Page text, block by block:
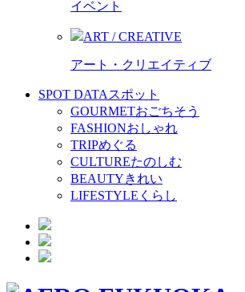
イベント
ART / CREATIVE
アート・クリエイティブ
SPOT DATA スポット
GOURMETおごちそう
FASHIONおしゃれ
TRIPめぐる
CULTUREたのしむ
BEAUTYきれい
LIFESTYLE くらし